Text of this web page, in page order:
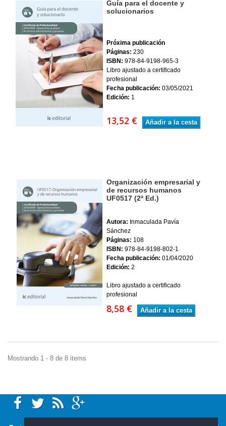
Guía para el docente y
solucionarios
Próxima publicación
Páginas: 230
ISBN: 978-84-9198-965-3
Libro ajustado a certificado
profesional
Fecha publicación: 03/05/2021
Edición: 1
13,52 € Añadir a la cesta
Organización empresarial y
de recursos humanos
UF0517 (2ª Ed.)
Autora: Inmaculada Pavía
Sánchez
Páginas: 108
ISBN: 978-84-9198-802-1
Fecha publicación: 01/04/2020
Edición: 2
Libro ajustado a certificado
profesional
8,58 € Añadir a la cesta
Mostrando 1 - 8 de 8 items